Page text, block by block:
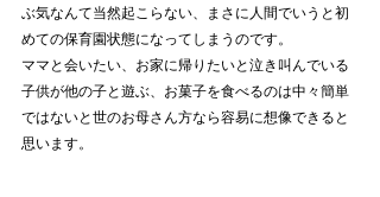
ぶ気なんて当然起こらない、まさに人間でいうと初
めての保育園状態になってしまうのです。
ママと会いたい、お家に帰りたいと泣き叫んでいる
子供が他の子と遊ぶ、お菓子を食べるのは中々簡単
ではないと世のお母さん方なら容易に想像できると
思います。